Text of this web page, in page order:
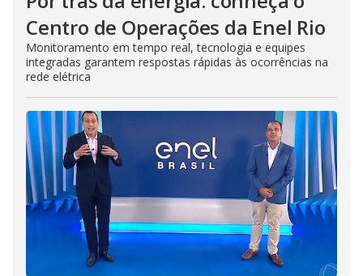
Centro de Operações da Enel Rio
Monitoramento em tempo real, tecnologia e equipes
integradas garantem respostas rápidas às ocorrências na
rede elétrica